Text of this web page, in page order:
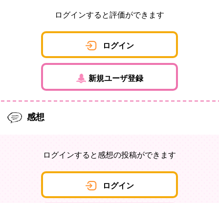
ログインすると評価ができます
ログイン
新規ユーザ登録
感想
ログインすると感想の投稿ができます
ログイン